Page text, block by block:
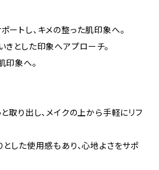
ートし、キメの整った肌印象へ。
きとした印象へアプローチ。
印象へ。
取り出し、メイクの上から手軽にリフ
とした使用感もあり、心地よさをサポ